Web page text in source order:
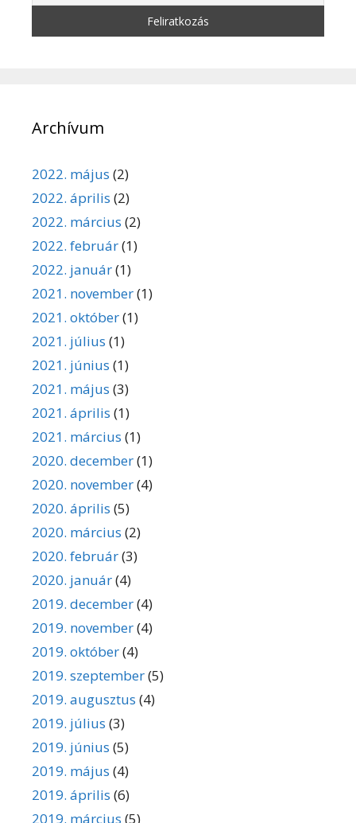
Archívum
2022. május (2)
2022. április (2)
2022. március (2)
2022. február(1)
2022. január(1)
2021. november(1)
2021. október(1)
2021. július (1)
2021. június (1)
2021. május (3)
2021. április (1)
2021. március (1)
2020. december(1)
2020. november(4)
2020. április (5)
2020. március (2)
2020. február(3)
2020. január(4)
2019. december(4)
2019. november(4)
2019. október(4)
2019. szeptember(5)
2019. augusztus (4)
2019. július (3)
2019. június (5)
2019. május (4)
2019. április (6)
2019. március (5)